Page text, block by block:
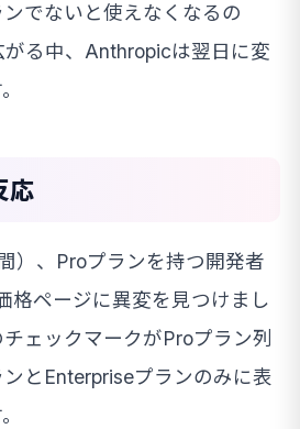
でないと使えなくなるの
る中、Anthropicは翌日に変
応
）、Proプランを持つ開発者
格ページに異変を見つけまし
ェックマークがProプラン列
とEnterpriseプランのみに表